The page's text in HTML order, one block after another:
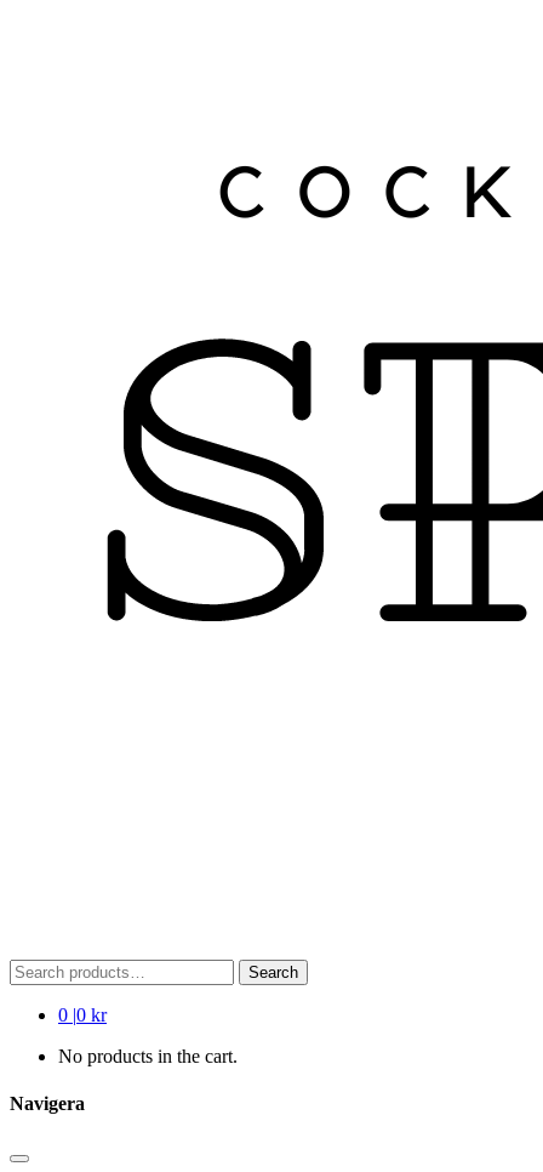
Search
for:
Search
0 |0 kr
No products in the cart.
Navigera